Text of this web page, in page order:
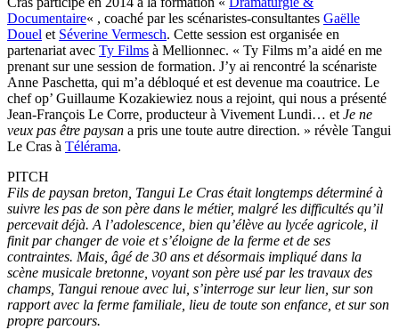
Documentaire« , coaché par les scénaristes-consultantes Gaëlle
Douel et Séverine Vermesch. Cette session est organisée en
partenariat avec Ty Films à Mellionnec. « Ty Films m’a aidé en me
prenant sur une session de formation. J’y ai rencontré la scénariste
Anne Paschetta, qui m’a débloqué et est devenue ma coautrice. Le
chef op’ Guillaume Kozakiewiez nous a rejoint, qui nous a présenté
Jean-François Le Corre, producteur à Vivement Lundi… et Je ne
veux pas être paysan a pris une toute autre direction. » révèle Tangui
Le Cras à Télérama.
PITCH
Fils de paysan breton, Tangui Le Cras était longtemps déterminé à
suivre les pas de son père dans le métier, malgré les difficultés qu’il
percevait déjà. A l’adolescence, bien qu’élève au lycée agricole, il
finit par changer de voie et s’éloigne de la ferme et de ses
contraintes. Mais, âgé de 30 ans et désormais impliqué dans la
scène musicale bretonne, voyant son père usé par les travaux des
champs, Tangui renoue avec lui, s’interroge sur leur lien, sur son
rapport avec la ferme familiale, lieu de toute son enfance, et sur son
propre parcours.